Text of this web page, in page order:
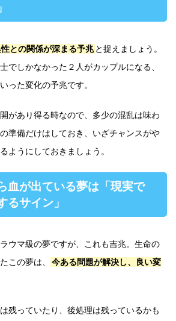
との関係が深まる予兆 と捉えましょう。
でしかなかった２人がカップルになる、
った変化の予兆です。
があり得る時なので、多少の混乱は味わ
準備だけはしておき、いざチャンスがや
ようにしておきましょう。
血が出ている夢は「現実で
るサイン」
ウマ級の夢ですが、これも吉兆。生命の
この夢は、
今ある問題が解決し、良い変
残っていたり、後処理は残っているかも